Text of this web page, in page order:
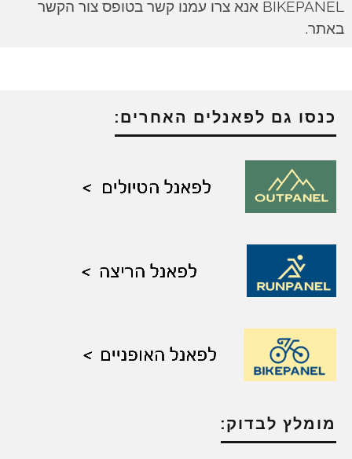
BIKEPANEL אנא צרו עמנו קשר בטופס צור הקשר
באתר.
כנסו גם לפאנלים האחרים:
מומלץ לבדוק: